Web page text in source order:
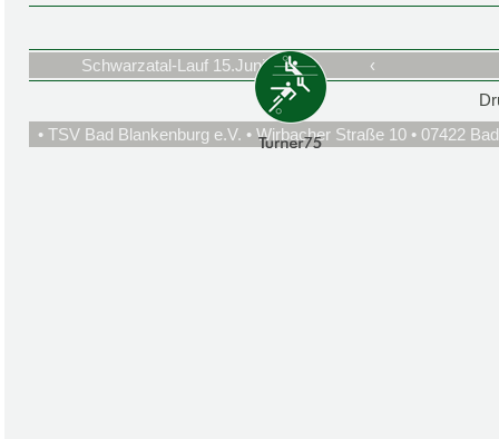
Schwarzatal-Lauf 15.Juni 2024
‹
• TSV Bad Blankenburg e.V. • Wirbacher Straße 10 • 07422